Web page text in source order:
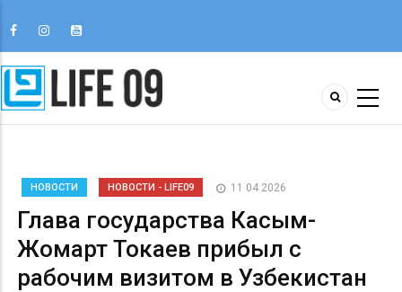
НОВОСТИ НОВОСТИ - LIFE09 11 04 2026
Глава государства Касым-
Жомарт Токаев прибыл с
рабочим визитом в Узбекистан